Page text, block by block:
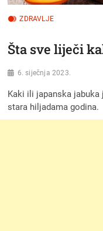
ZDRAVLJE
Šta sve liječi
6. siječnja 2023.
Kaki ili japanska
stara hiljadama godina.